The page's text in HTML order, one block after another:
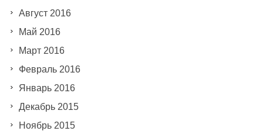
Август 2016
Май 2016
Март 2016
Февраль 2016
Январь 2016
Декабрь 2015
Ноябрь 2015